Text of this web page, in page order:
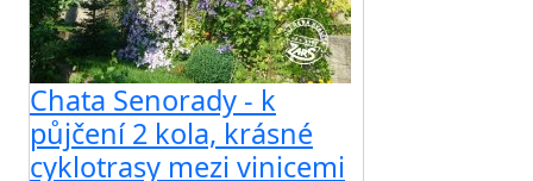
Chata Senorady - k
půjčení 2 kola, krásné
cyklotrasy mezi vinicemi